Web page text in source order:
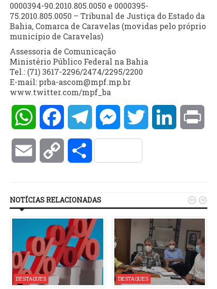
0000394-90.2010.805.0050 e 0000395-
75.2010.805.0050 – Tribunal de Justiça do Estado da
Bahia, Comarca de Caravelas (movidas pelo próprio
município de Caravelas)
Assessoria de Comunicação
Ministério Público Federal na Bahia
Tel.: (71) 3617-2296/2474/2295/2200
E-mail: prba-ascom@mpf.mp.br
www.twitter.com/mpf_ba
WhatsAppFacebookTelegramMessengerTwitter LinkedIn
Email Copy Compartilhar
NOTÍCIAS RELACIONADAS
DESTAQUES DESTAQUES
 